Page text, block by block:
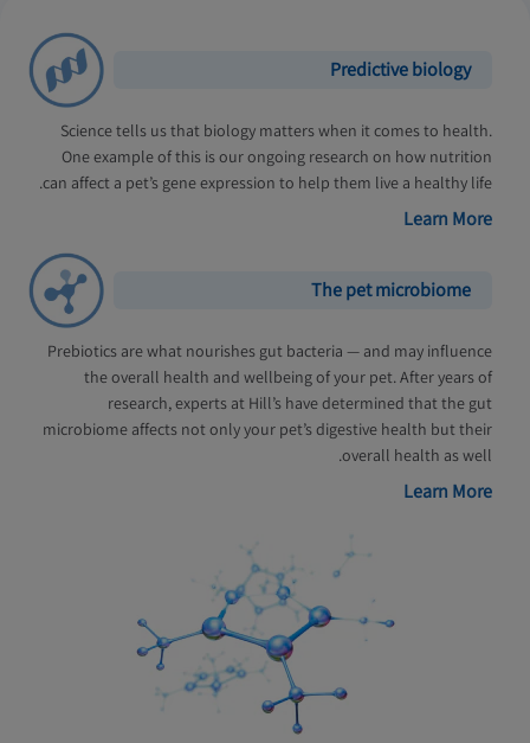
Predictive biology
Science tells us that biology matters when it comes to health.
One example of this is our ongoing research on how nutrition
can affect a pet’s gene expression to help them live a healthy life.
Learn More
The pet microbiome
Prebiotics are what nourishes gut bacteria — and may influence
the overall health and wellbeing of your pet. After years of
research, experts at Hill’s have determined that the gut
microbiome affects not only your pet’s digestive health but their
overall health as well.
Learn More